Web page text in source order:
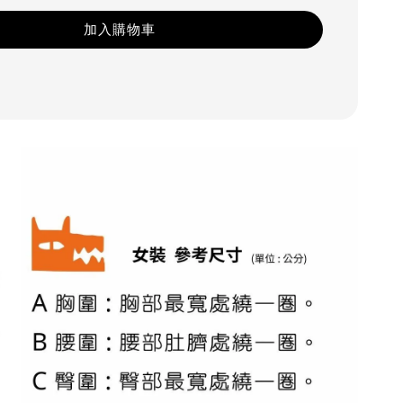
加入購物車